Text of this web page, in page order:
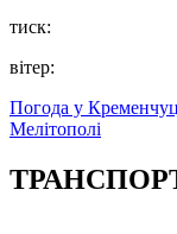
тиск:
вітер:
Погода у
Мелітополі